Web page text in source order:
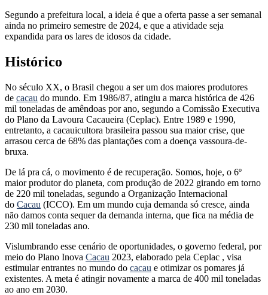
Segundo a prefeitura local, a ideia é que a oferta passe a ser semanal
ainda no primeiro semestre de 2024, e que a atividade seja
expandida para os lares de idosos da cidade.
Histórico
No século XX, o Brasil chegou a ser um dos maiores produtores
de cacau do mundo. Em 1986/87, atingiu a marca histórica de 426
mil toneladas de amêndoas por ano, segundo a Comissão Executiva
do Plano da Lavoura Cacaueira (Ceplac). Entre 1989 e 1990,
entretanto, a cacauicultora brasileira passou sua maior crise, que
arrasou cerca de 68% das plantações com a doença vassoura-de-
bruxa.
De lá pra cá, o movimento é de recuperação. Somos, hoje, o 6º
maior produtor do planeta, com produção de 2022 girando em torno
de 220 mil toneladas, segundo a Organização Internacional
do Cacau (ICCO). Em um mundo cuja demanda só cresce, ainda
não damos conta sequer da demanda interna, que fica na média de
230 mil toneladas ano.
Vislumbrando esse cenário de oportunidades, o governo federal, por
meio do Plano Inova Cacau 2023, elaborado pela Ceplac , visa
estimular entrantes no mundo do cacau e otimizar os pomares já
existentes. A meta é atingir novamente a marca de 400 mil toneladas
ao ano em 2030.